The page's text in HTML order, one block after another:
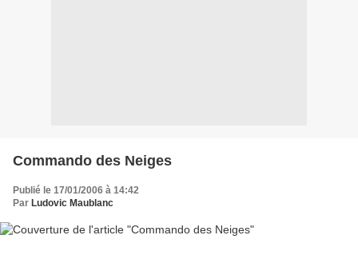
Commando des Neiges
Publié le 17/01/2006 à 14:42
Par Ludovic Maublanc